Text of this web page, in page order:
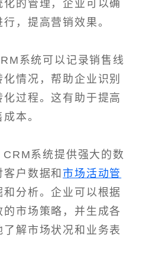
的管理，企业可以确
，提高营销效果。
系统可以记录销售线
情况，帮助企业识别
过程。这有助于提高
本。
系统提供强大的数
户数据和 市场活动管
分析。企业可以根据
市场策略，并生成各
解市场状况和业务表